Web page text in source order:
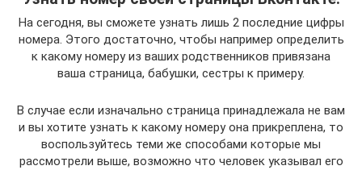
На сегодня, вы сможете узнать лишь 2 последние цифры
номера. Этого достаточно, чтобы например определить
к какому номеру из ваших родственников привязана
ваша страница, бабушки, сестры к примеру.
В случае если изначально страница принадлежала не вам
и вы хотите узнать к какому номеру она прикреплена, то
воспользуйтесь теми же способами которые мы
рассмотрели выше, возможно что человек указывал его